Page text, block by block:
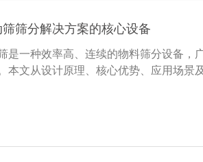
筛分解决方案的核心设备
是一种效率高、连续的物料筛分设备，
本文从设计原理、核心优势、应用场景